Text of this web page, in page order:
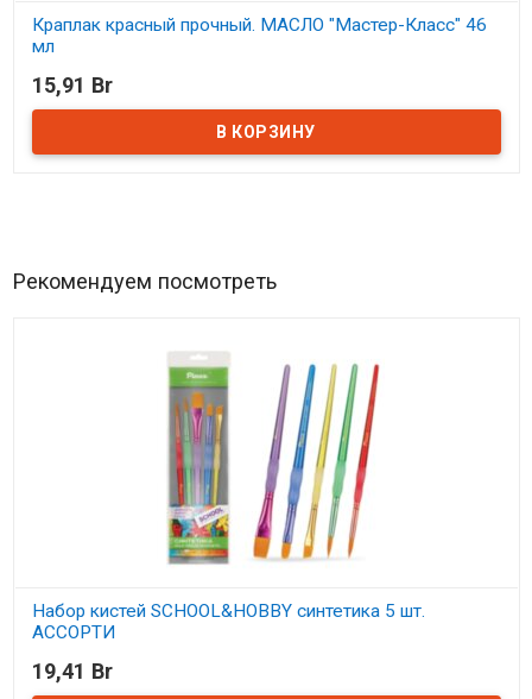
Краплак красный прочный. МАСЛО "Мастер-Класс" 46
мл
В наличии
15,91 Br
Рекомендуем посмотреть
Набор кистей SCHOOL&HOBBY синтетика 5 шт.
АССОРТИ
В наличии
19,41 Br